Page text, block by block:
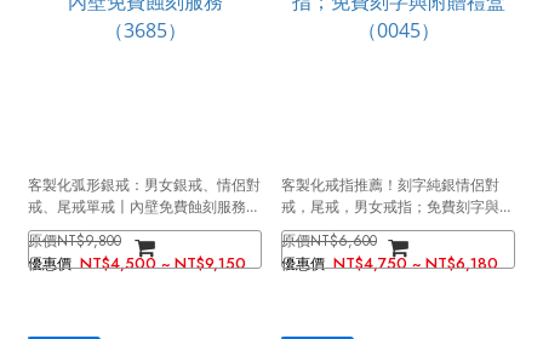
客製化弧形銀戒：男女銀戒、情侶對
戒、尾戒單戒〡內壁免費蝕刻服務
（3685）
NT$9,800
NT$4,500 ~ NT$9,150
客製化戒指推薦！刻字純銀情侶對
戒，尾戒，男女戒指；免費刻字與附
贈禮盒（0045）
NT$6,600
NT$4,750 ~ NT$6,180